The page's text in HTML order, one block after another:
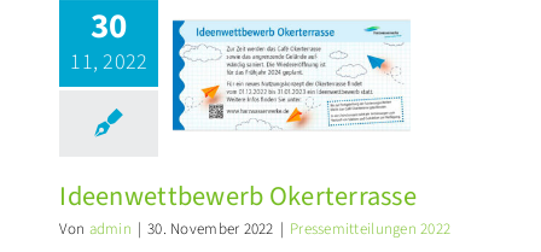
30
11, 2022
2022
Ideenwettbewerb Okerterrasse
Von admin | 30. November 2022 | Pressemitteilungen 2022